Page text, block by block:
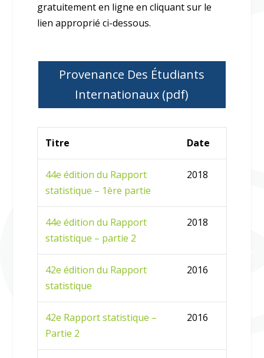
gratuitement en ligne en cliquant sur le
lien approprié ci-dessous.
Provenance Des Étudiants
Internationaux (pdf)
Titre Date
44e édition du Rapport
statistique – 1ère partie
2018
44e édition du Rapport
statistique – partie 2
2018
42e édition du Rapport
statistique
2016
42e Rapport statistique –
Partie 2
2016